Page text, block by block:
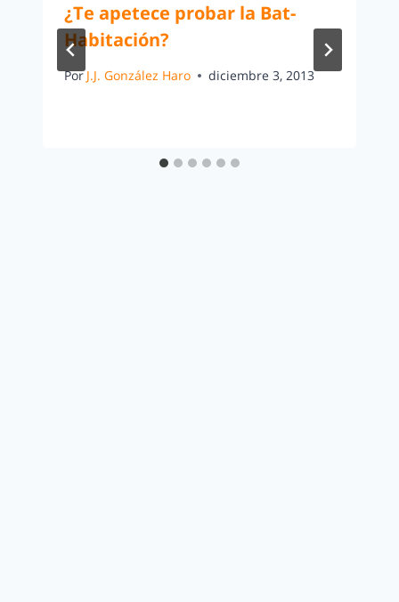
¿Te apetece probar la Bat-
Habitación?
Por J.J. González Haro diciembre 3, 2013